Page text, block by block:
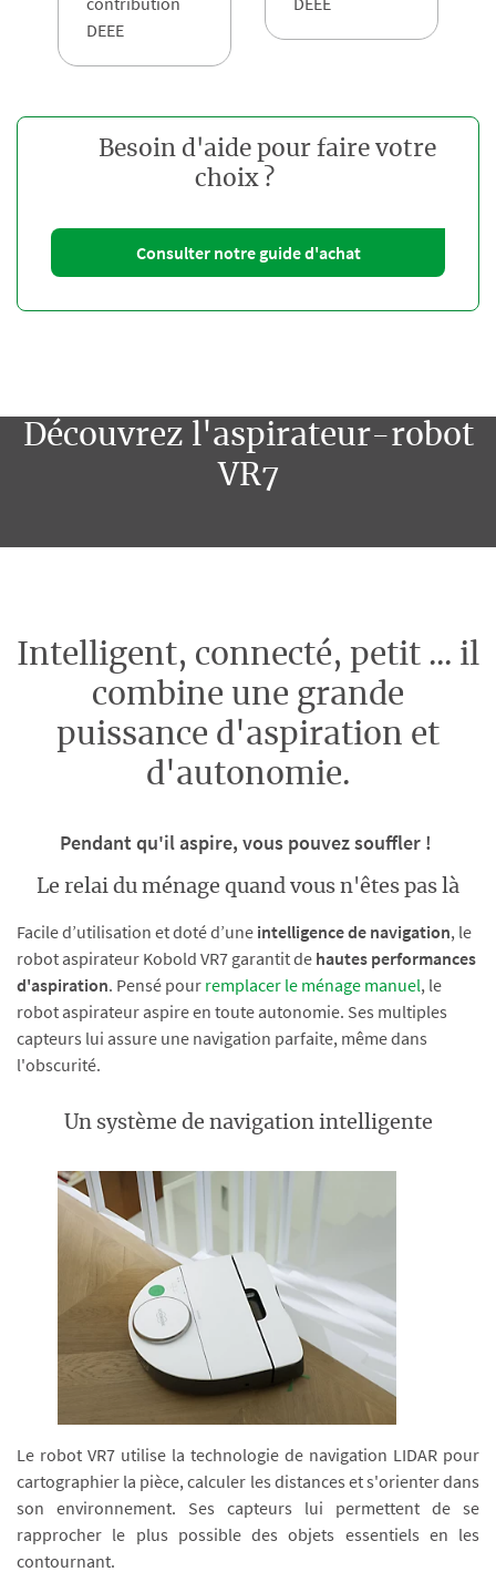
DEEE
Besoin d'aide pour faire votre
choix ?
Consulter notre guide d'achat
Découvrez l'aspirateur-robot
VR7
Intelligent, connecté, petit ... il
combine une grande
puissance d'aspiration et
d'autonomie.
Pendant qu'il aspire, vous pouvez souffler !
Le relai du ménage quand vous n'êtes pas là
Facile d’utilisation et doté d’une intelligence de navigation, le
robot aspirateur Kobold VR7 garantit de hautes performances
d'aspiration. Pensé pour remplacer le ménage manuel, le
robot aspirateur aspire en toute autonomie. Ses multiples
capteurs lui assure une navigation parfaite, même dans
l'obscurité.
Un système de navigation intelligente
Le robot VR7 utilise la technologie de navigation LIDAR pour
cartographier la pièce, calculer les distances et s'orienter dans
son environnement. Ses capteurs lui permettent de se
rapprocher le plus possible des objets essentiels en les
contournant.